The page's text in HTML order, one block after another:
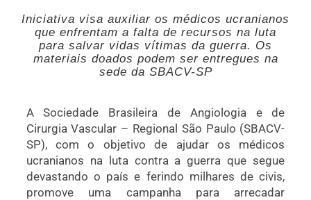
Iniciativa visa auxiliar os médicos ucranianos
que enfrentam a falta de recursos na luta
para salvar vidas vítimas da guerra. Os
materiais doados podem ser entregues na
sede da SBACV-SP
A Sociedade Brasileira de Angiologia e de
Cirurgia Vascular – Regional São Paulo (SBACV-
SP), com o objetivo de ajudar os médicos
ucranianos na luta contra a guerra que segue
devastando o país e ferindo milhares de civis,
promove uma campanha para arrecadar